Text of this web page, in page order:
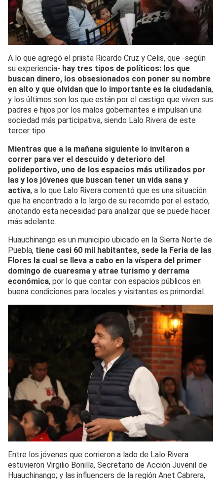
A lo que agregó el priista Ricardo Cruz y Celis, que -según
su experiencia- hay tres tipos de políticos: los que
buscan dinero, los obsesionados con poner su nombre
en alto y que olvidan que lo importante es la ciudadanía,
y los últimos son los que están por el castigo que viven sus
padres e hijos por los malos gobernantes e impulsan una
sociedad más participativa, siendo Lalo Rivera de este
tercer tipo.
Mientras que a la mañana siguiente lo invitaron a
correr para ver el descuido y deterioro del
polideportivo, uno de los espacios más utilizados por
las y los jóvenes que buscan tener un vida sana y
activa, a lo que Lalo Rivera comentó que es una situación
que ha encontrado a lo largo de su recorrido por el estado,
anotando esta necesidad para analizar que se puede hacer
más adelante.
Huauchinango es un municipio ubicado en la Sierra Norte de
Puebla, tiene casi 60 mil habitantes, sede la Feria de las
Flores la cual se lleva a cabo en la víspera del primer
domingo de cuaresma y atrae turismo y derrama
económica, por lo que contar con espacios públicos en
buena condiciones para locales y visitantes es primordial.
Entre los jóvenes que corrieron a lado de Lalo Rivera
estuvieron Virgilio Bonilla, Secretario de Acción Juvenil de
Huauchinango; y las influencers de la región Anet Cabrera,